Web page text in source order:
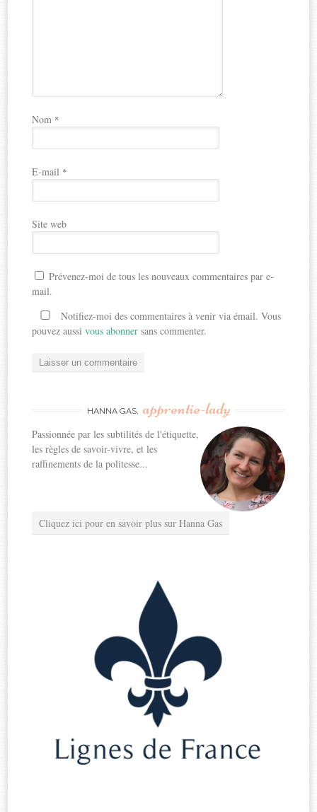
Nom *
E-mail *
Site web
Prévenez-moi de tous les nouveaux commentaires par e-
mail.
Notifiez-moi des commentaires à venir via émail. Vous
pouvez aussivous abonner sans commenter.
HANNA GAS, apprentie-lady
Passionnée par les subtilités de l'étiquette,
les règles de savoir-vivre, et les
raffinements de la politesse...
Cliquez ici pour en savoir plus sur Hanna Gas